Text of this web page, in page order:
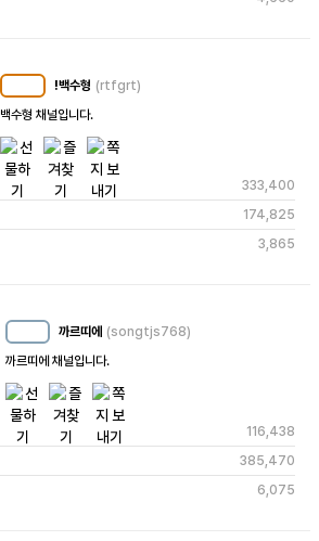
!백수형 (rtfgrt)
백수형 채널입니다.
333,400
174,825
3,865
까르띠에 (songtjs768)
까르띠에 채널입니다.
116,438
385,470
6,075